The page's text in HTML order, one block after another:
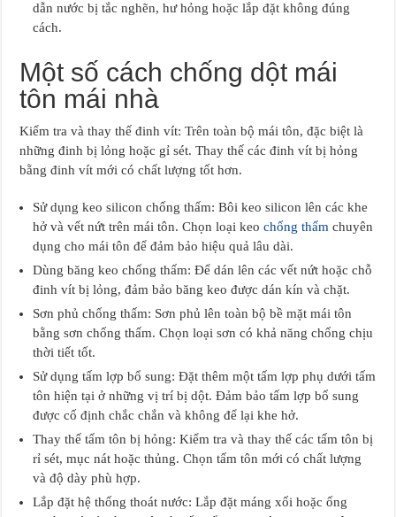
dẫn nước bị tắc nghẽn, hư hỏng hoặc lắp đặt không đúng
cách.
Một số cách chống dột mái
tôn mái nhà
Kiểm tra và thay thế đinh vít: Trên toàn bộ mái tôn, đặc biệt là
những đinh bị lỏng hoặc gỉ sét. Thay thế các đinh vít bị hỏng
bằng đinh vít mới có chất lượng tốt hơn.
Sử dụng keo silicon chống thấm: Bôi keo silicon lên các khe
hở và vết nứt trên mái tôn. Chọn loại keochống thấm chuyên
dụng cho mái tôn để đảm bảo hiệu quả lâu dài.
Dùng băng keo chống thấm: Để dán lên các vết nứt hoặc chỗ
đinh vít bị lỏng, đảm bảo băng keo được dán kín và chặt.
Sơn phủ chống thấm: Sơn phủ lên toàn bộ bề mặt mái tôn
bằng sơn chống thấm. Chọn loại sơn có khả năng chống chịu
thời tiết tốt.
Sử dụng tấm lợp bổ sung: Đặt thêm một tấm lợp phụ dưới tấm
tôn hiện tại ở những vị trí bị dột. Đảm bảo tấm lợp bổ sung
được cố định chắc chắn và không để lại khe hở.
Thay thế tấm tôn bị hỏng: Kiểm tra và thay thế các tấm tôn bị
rỉ sét, mục nát hoặc thủng. Chọn tấm tôn mới có chất lượng
và độ dày phù hợp.
Lắp đặt hệ thống thoát nước: Lắp đặt máng xối hoặc ống